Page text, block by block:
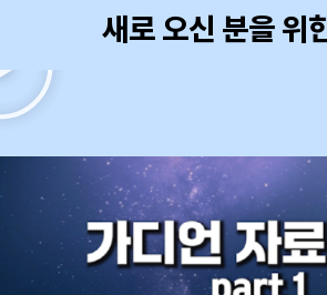
새로 오신 분을 위